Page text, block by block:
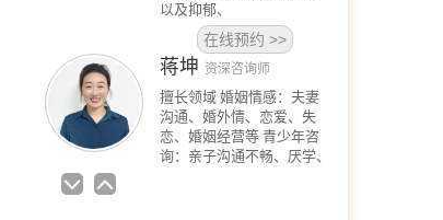
以及抑郁、
在线预约>>
蒋坤 资深咨询师
擅长领域 婚姻情感：夫妻
沟通、婚外情、恋爱、失
恋、婚姻经营等 青少年咨
询：亲子沟通不畅、厌学、